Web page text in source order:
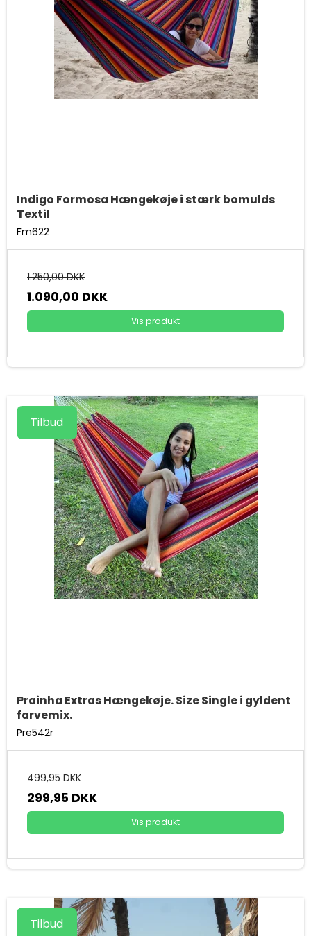
Indigo Formosa Hængekøje i stærk bomulds
Textil
Fm622
1.250,00 DKK
1.090,00 DKK
Vis produkt
Tilbud
Prainha Extras Hængekøje. Size Single i gyldent
farvemix.
Pre542r
499,95 DKK
299,95 DKK
Vis produkt
Tilbud